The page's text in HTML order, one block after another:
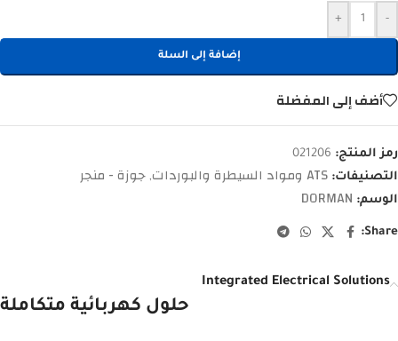
-
+
إضافة إلى السلة
أضف إلى المفضلة
رمز المنتج: 021206
التصنيفات: ATS ومواد السيطرة والبوردات , جوزة - منجر
الوسم: DORMAN
Share:
Integrated Electrical Solutions
حلول كهربائية متكاملة